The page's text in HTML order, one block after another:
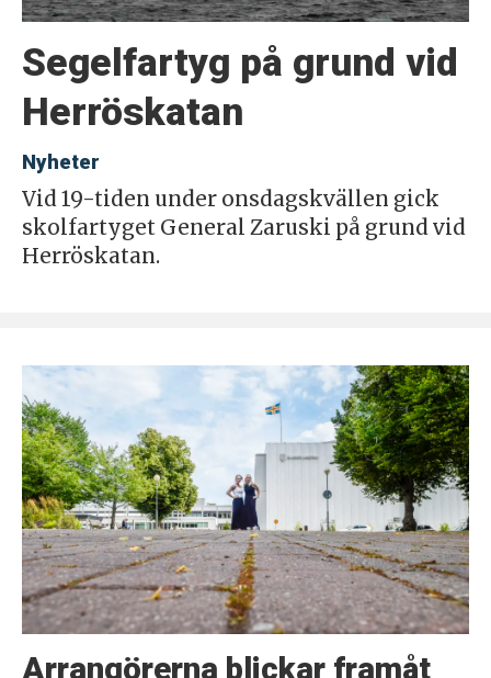
Segelfartyg på grund vid
Herröskatan
Nyheter
Vid 19-tiden under onsdagskvällen gick
skolfartyget General Zaruski på grund vid
Herröskatan.
Arrangörerna blickar framåt